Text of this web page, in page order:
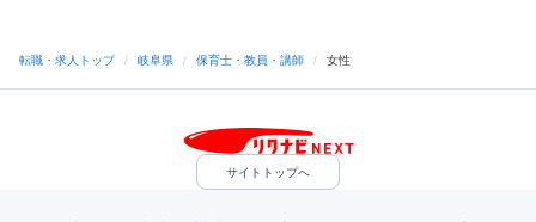
転職・求人トップ / 岐阜県 / 保育士・教員・講師 / 女性
サイトトップへ